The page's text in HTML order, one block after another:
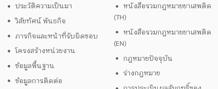
ประวัติความเป็นมา
วิสัยทัศน์ พันธกิจ
ภารกิจและหน้าที่รับผิดชอบ
โครงสร้างหน่วยงาน
ข้อมูลพื้นฐาน
ข้อมูลการติดต่อ
หนังสือรวมกฎหมายยาเสพติด
(TH)
หนังสือรวมกฎหมายยาเสพติด
(EN)
กฎหมายปัจจุบัน
ร่างกฎหมาย